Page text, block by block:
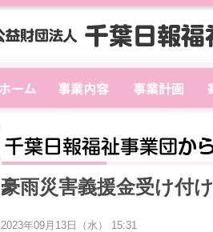
豪雨災害義援金受け付け
2023年09月13日（水） 15:31